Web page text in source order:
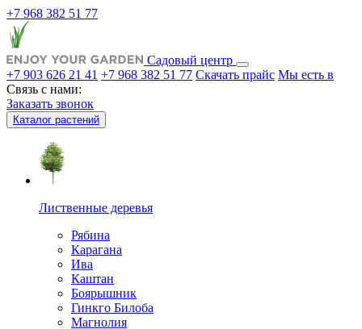
+7 968 382 51 77
Садовый центр
+7 903 626 21 41 +7 968 382 51 77 Скачать прайс Мы есть в
Связь с нами:
Заказать звонок
Каталог растений
Лиственные деревья
Рябина
Карагана
Ива
Каштан
Боярышник
Гинкго Билоба
Магнолия